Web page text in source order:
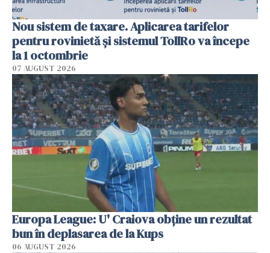
Nou sistem de taxare. Aplicarea tarifelor
pentru rovinietă şi sistemul TollRo va începe
la 1 octombrie
07 AUGUST 2026
Europa League: U' Craiova obține un rezultat
bun în deplasarea de la Kups
06 AUGUST 2026